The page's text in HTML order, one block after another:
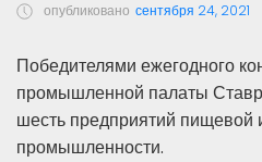
опубликовано сентября 24, 2021
Победителями ежегодного
промышленной палаты
шесть предприятий
промышленности.